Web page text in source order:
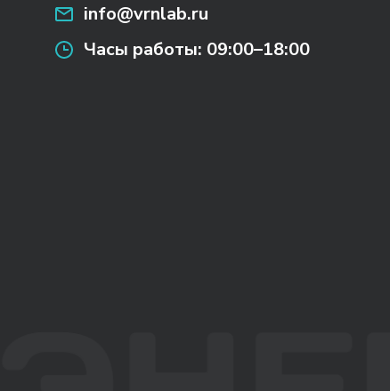
info@vrnlab.ru
Часы работы: 09:00–18:00